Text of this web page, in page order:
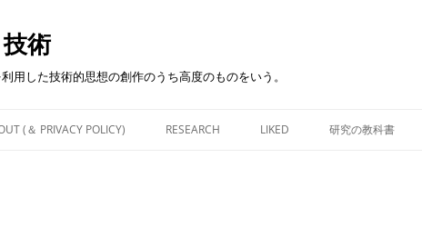
術
用した技術的思想の創作のうち高度のものをいう。
content
(＆ PRIVACY POLICY) RESEARCH LIKED 研究の教科書